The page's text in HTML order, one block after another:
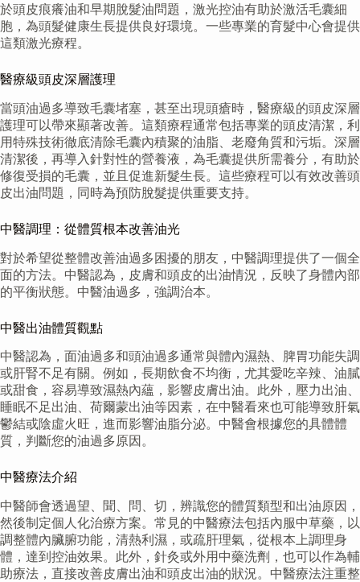
於頭皮痕癢油和早期脫髮油問題，激光控油有助於激活毛囊細
胞，為頭髮健康生長提供良好環境。一些專業的育髮中心會提供
這類激光療程。
醫療級頭皮深層護理
當頭油過多導致毛囊堵塞，甚至出現頭瘡時，醫療級的頭皮深層
護理可以帶來顯著改善。這類療程通常包括專業的頭皮清潔，利
用特殊技術徹底清除毛囊內積聚的油脂、老廢角質和污垢。深層
清潔後，再導入針對性的營養液，為毛囊提供所需養分，有助於
修復受損的毛囊，並且促進新髮生長。這些療程可以有效改善頭
皮出油問題，同時為預防脫髮提供重要支持。
中醫調理：從體質根本改善油光
對於希望從整體改善油過多困擾的朋友，中醫調理提供了一個全
面的方法。中醫認為，皮膚和頭皮的出油情況，反映了身體內部
的平衡狀態。中醫油過多，強調治本。
中醫出油體質觀點
中醫認為，面油過多和頭油過多通常與體內濕熱、脾胃功能失調
或肝腎不足有關。例如，長期飲食不均衡，尤其愛吃辛辣、油膩
或甜食，容易導致濕熱內蘊，影響皮膚出油。此外，壓力出油、
睡眠不足出油、荷爾蒙出油等因素，在中醫看來也可能導致肝氣
鬱結或陰虛火旺，進而影響油脂分泌。中醫會根據您的具體體
質，判斷您的油過多原因。
中醫療法介紹
中醫師會透過望、聞、問、切，辨識您的體質類型和出油原因，
然後制定個人化治療方案。常見的中醫療法包括內服中草藥，以
調整體內臟腑功能，清熱利濕，或疏肝理氣，從根本上調理身
體，達到控油效果。此外，針灸或外用中藥洗劑，也可以作為輔
助療法，直接改善皮膚出油和頭皮出油的狀況。中醫療法注重整